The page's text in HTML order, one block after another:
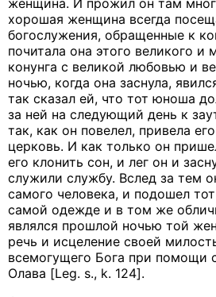
хорошая женщина всегда
богослужения, обращенные к
почитала она этого великого и
конунга с великой любовью и
ночью, когда она заснула,
так сказал ей, что тот юноша
за ней на следующий день к
так, как он повелел, привела
церковь. И как только он
его клонить сон, и лег он и
служили службу. Вслед за тем
самого человека, и подошел
самой одежде и в том же
являлся прошлой ночью той
речь и исцеление своей
всемогущего Бога при помощи
Олава [Leg. s., k. 124].